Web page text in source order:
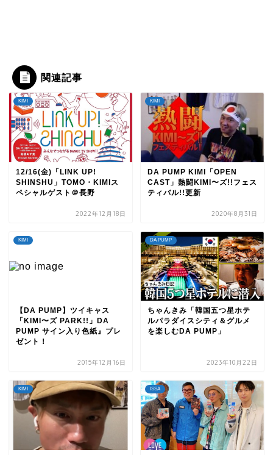
関連記事
KIMI
12/16(金)「LINK UP!
SHINSHU」TOMO・KIMIス
ペシャルゲスト＠長野
2022年12月18日
KIMI
DA PUMP KIMI「OPEN
CAST」熱闘KIMI〜ズ!!フェス
ティバル!!更新
2020年8月31日
KIMI
【DA PUMP】ツイキャス
「KIMI〜ズ PARK!!」DA
PUMP サイン入り色紙』プレ
ゼント！
2015年12月16日
DA PUMP
ちゃんきみ「韓国五つ星ホテ
ルパラダイスシティ＆グルメ
を楽しむDA PUMP」
2023年10月22日
KIMI ISSA